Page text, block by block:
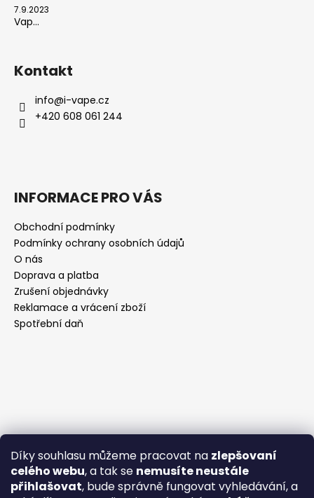
Díky souhlasu můžeme pracovat na zlepšovaní
celého webu, a tak se nemusíte neustále
přihlašovat, bude správně fungovat vyhledávání, a
7.9.2023
Vap...
Kontakt
info@i-vape.cz
+420 608 061 244
INFORMACE PRO VÁS
Obchodní podmínky
Podmínky ochrany osobních údajů
O nás
Doprava a platba
Zrušení objednávky
Reklamace a vrácení zboží
Spotřební daň